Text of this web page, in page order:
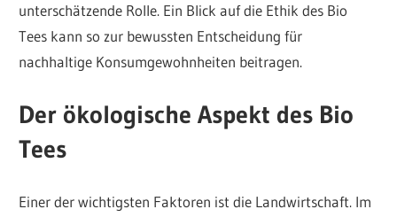
unterschätzende Rolle. Ein Blick auf die Ethik des Bio
Tees kann so zur bewussten Entscheidung für
nachhaltige Konsumgewohnheiten beitragen.
Der ökologische Aspekt des Bio
Tees
Einer der wichtigsten Faktoren ist die Landwirtschaft. Im